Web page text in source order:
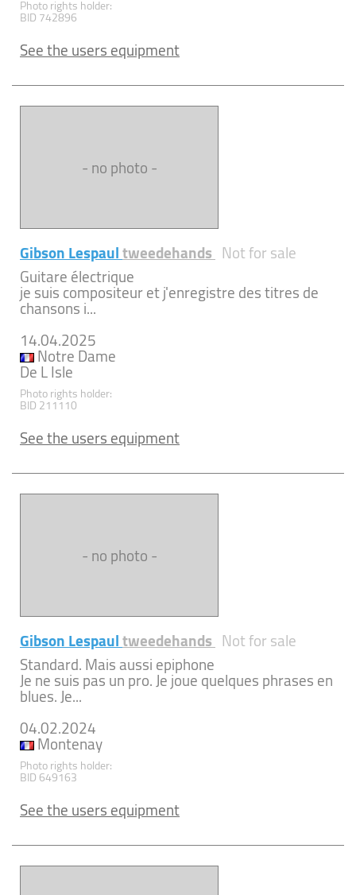
Photo rights holder:
BID 742896
See the users equipment
- no photo -
Gibson Lespaultweedehands Not for sale
Guitare électrique
je suis compositeur et j'enregistre des titres de
chansons i...
14.04.2025
Notre Dame
De L Isle
Photo rights holder:
BID 211110
See the users equipment
- no photo -
Gibson Lespaultweedehands Not for sale
Standard. Mais aussi epiphone
Je ne suis pas un pro. Je joue quelques phrases en
blues. Je...
04.02.2024
Montenay
Photo rights holder:
BID 649163
See the users equipment